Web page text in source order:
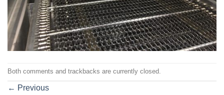
Both comments and trackbacks are currently closed.
← Previous